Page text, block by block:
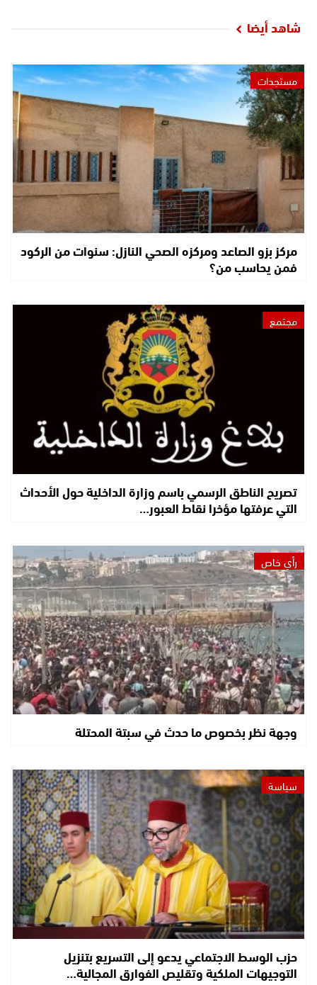
شاهد أيضا
مستجدات
مركز بزو الصاعد ومركزه الصحي النازل: سنوات من الركود
فمن يحاسب من؟
مجتمع
تصريح الناطق الرسمي باسم وزارة الداخلية حول الأحداث
التي عرفتها مؤخرا نقاط العبور…
رأي خاص
وجهة نظر بخصوص ما حدث في سبتة المحتلة
سياسة
حزب الوسط الاجتماعي يدعو إلى التسريع بتنزيل
التوجيهات الملكية وتقليص الفوارق المجالية…